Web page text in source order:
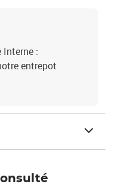
Interne :
entrepot